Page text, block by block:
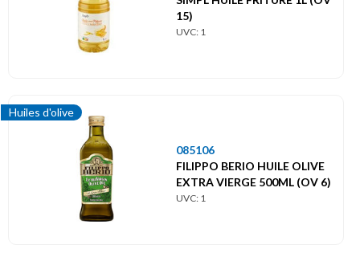
15)
UVC: 1
Huiles d'olive
085106
FILIPPO BERIO HUILE OLIVE
EXTRA VIERGE 500ML (OV 6)
UVC: 1